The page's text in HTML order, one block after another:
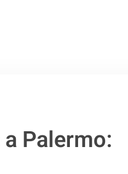
a Palermo: